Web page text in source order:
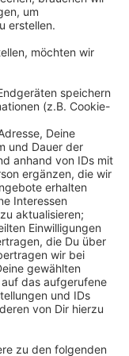
– nicht
ist erlaubt. Die
und im
endet am 2.
werden
bis 6 Jahre;
folgenden
€ und 3. Preis 11
Name, das
des Komitee